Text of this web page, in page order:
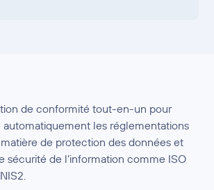
de conformité tout-en-un pour
les réglementations
de protection des données et
sécurité de l’information comme ISO